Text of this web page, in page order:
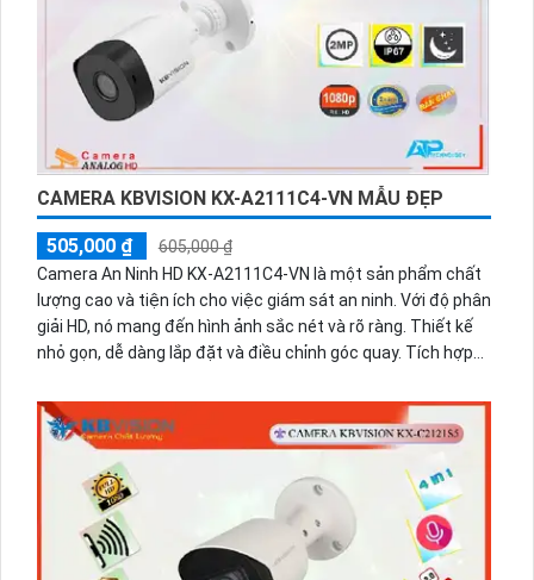
CAMERA KBVISION KX-A2111C4-VN MẪU ĐẸP
505,000 ₫
605,000 ₫
Camera An Ninh HD KX-A2111C4-VN là một sản phẩm chất
lượng cao và tiện ích cho việc giám sát an ninh. Với độ phân
giải HD, nó mang đến hình ảnh sắc nét và rõ ràng. Thiết kế
nhỏ gọn, dễ dàng lắp đặt và điều chỉnh góc quay. Tích hợp
chuyển động và hỗ trợ kết nối mạng. Được tích hợp với ứng
dụng di động, bạn có thể xem và điều khiển từ xa. Camera
An Ninh HD KX-A2111C4-VN đáng tin cậy và thích hợp cho
gia đình, văn phòng và kinh doanh.